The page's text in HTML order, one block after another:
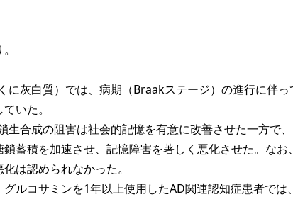
に灰白質）では、病期（Braakステージ）の進行に伴っ
いた。
生合成の阻害は社会的記憶を有意に改善させた一方で
蓄積を加速させ、記憶障害を著しく悪化させた。なお
は認められなかった。
グルコサミンを1年以上使用したAD関連認知症患者では